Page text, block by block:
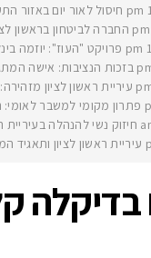
חיסול לאור יום באזור
החברה לביטחון בראשון
פרויקט "העוז": יוזמה בינלאומית להנצחת
בזכות הנציבות: אישה
עיריית ראשון לציון
פתרון מקומי למשבר לאומי: ראשון לציון חנכה את תש״ח 2 פרויקט עירוני
חיזוק נשי להנהלה בעיריית
עיריית ראשון לציון
בדיקלה